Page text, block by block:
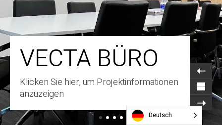
VECTA BÜRO
Klicken Sie hier, um Projektinformationen
anzuzeigen
Deutsch